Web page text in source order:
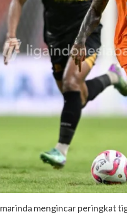
mengincar peringkat